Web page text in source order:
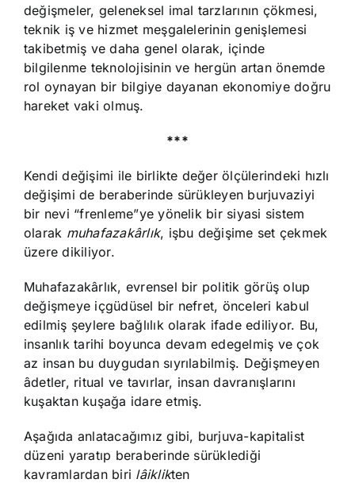
değişmeler, geleneksel imal tarzlarının çökmesi,
teknik iş ve hizmet meşgalelerinin genişlemesi
takibetmiş ve daha genel olarak, içinde
bilgilenme teknolojisinin ve hergün artan önemde
rol oynayan bir bilgiye dayanan ekonomiye doğru
hareket vaki olmuş.
***
Kendi değişimi ile birlikte değer ölçülerindeki hızlı
değişimi de beraberinde sürükleyen burjuvaziyi
bir nevi “frenleme”ye yönelik bir siyasi sistem
olarak muhafazakârlık, işbu değişime set çekmek
üzere dikiliyor.
Muhafazakârlık, evrensel bir politik görüş olup
değişmeye içgüdüsel bir nefret, önceleri kabul
edilmiş şeylere bağlılık olarak ifade ediliyor. Bu,
insanlık tarihi boyunca devam edegelmiş ve çok
az insan bu duygudan sıyrılabilmiş. Değişmeyen
âdetler, ritual ve tavırlar, insan davranışlarını
kuşaktan kuşağa idare etmiş.
Aşağıda anlatacağımız gibi, burjuva-kapitalist
düzeni yaratıp beraberinde sürüklediği
kavramlardan biri lâiklikten